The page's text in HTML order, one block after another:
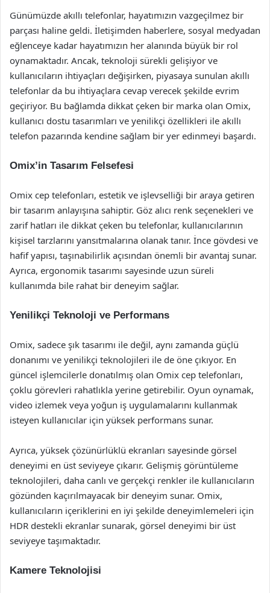
Günümüzde akıllı telefonlar, hayatımızın vazgeçilmez bir
parçası haline geldi. İletişimden haberlere, sosyal medyadan
eğlenceye kadar hayatımızın her alanında büyük bir rol
oynamaktadır. Ancak, teknoloji sürekli gelişiyor ve
kullanıcıların ihtiyaçları değişirken, piyasaya sunulan akıllı
telefonlar da bu ihtiyaçlara cevap verecek şekilde evrim
geçiriyor. Bu bağlamda dikkat çeken bir marka olan Omix,
kullanıcı dostu tasarımları ve yenilikçi özellikleri ile akıllı
telefon pazarında kendine sağlam bir yer edinmeyi başardı.
Omix’in Tasarım Felsefesi
Omix cep telefonları, estetik ve işlevselliği bir araya getiren
bir tasarım anlayışına sahiptir. Göz alıcı renk seçenekleri ve
zarif hatları ile dikkat çeken bu telefonlar, kullanıcılarının
kişisel tarzlarını yansıtmalarına olanak tanır. İnce gövdesi ve
hafif yapısı, taşınabilirlik açısından önemli bir avantaj sunar.
Ayrıca, ergonomik tasarımı sayesinde uzun süreli
kullanımda bile rahat bir deneyim sağlar.
Yenilikçi Teknoloji ve Performans
Omix, sadece şık tasarımı ile değil, aynı zamanda güçlü
donanımı ve yenilikçi teknolojileri ile de öne çıkıyor. En
güncel işlemcilerle donatılmış olan Omix cep telefonları,
çoklu görevleri rahatlıkla yerine getirebilir. Oyun oynamak,
video izlemek veya yoğun iş uygulamalarını kullanmak
isteyen kullanıcılar için yüksek performans sunar.
Ayrıca, yüksek çözünürlüklü ekranları sayesinde görsel
deneyimi en üst seviyeye çıkarır. Gelişmiş görüntüleme
teknolojileri, daha canlı ve gerçekçi renkler ile kullanıcıların
gözünden kaçırılmayacak bir deneyim sunar. Omix,
kullanıcıların içeriklerini en iyi şekilde deneyimlemeleri için
HDR destekli ekranlar sunarak, görsel deneyimi bir üst
seviyeye taşımaktadır.
Kamere Teknolojisi